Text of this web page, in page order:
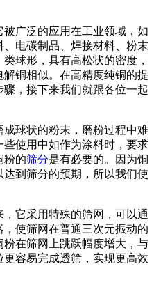
广泛的应用在工业领域，如
电碳制品、焊接材料、粉末
球形，具有高松状的密度，
铜相似。在高精度纯铜的提
，接下来我们就跟各位一起
球状的粉末，磨粉过程中难
使用中如作为涂料时，要求
粉的筛分是有必要的。因为铜
达到筛分的预期，所以我们使
，它采用特殊的筛网，可以通
使筛网在普通三次元振动的
在筛网上跳跃幅度增大，与
容易完成透筛，实现更高效